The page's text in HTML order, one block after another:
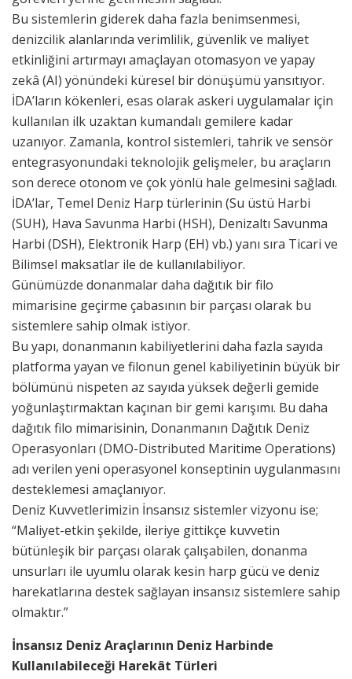
Bu sistemlerin giderek daha fazla benimsenmesi,
denizcilik alanlarında verimlilik, güvenlik ve maliyet
etkinliğini artırmayı amaçlayan otomasyon ve yapay
zekâ (AI) yönündeki küresel bir dönüşümü yansıtıyor.
İDA’ların kökenleri, esas olarak askeri uygulamalar için
kullanılan ilk uzaktan kumandalı gemilere kadar
uzanıyor. Zamanla, kontrol sistemleri, tahrik ve sensör
entegrasyonundaki teknolojik gelişmeler, bu araçların
son derece otonom ve çok yönlü hale gelmesini sağladı.
İDA’lar, Temel Deniz Harp türlerinin (Su üstü Harbi
(SUH), Hava Savunma Harbi (HSH), Denizaltı Savunma
Harbi (DSH), Elektronik Harp (EH) vb.) yanı sıra Ticari ve
Bilimsel maksatlar ile de kullanılabiliyor.
Günümüzde donanmalar daha dağıtık bir filo
mimarisine geçirme çabasının bir parçası olarak bu
sistemlere sahip olmak istiyor.
Bu yapı, donanmanın kabiliyetlerini daha fazla sayıda
platforma yayan ve filonun genel kabiliyetinin büyük bir
bölümünü nispeten az sayıda yüksek değerli gemide
yoğunlaştırmaktan kaçınan bir gemi karışımı. Bu daha
dağıtık filo mimarisinin, Donanmanın Dağıtık Deniz
Operasyonları (DMO-Distributed Maritime Operations)
adı verilen yeni operasyonel konseptinin uygulanmasını
desteklemesi amaçlanıyor.
Deniz Kuvvetlerimizin İnsansız sistemler vizyonu ise;
“Maliyet-etkin şekilde, ileriye gittikçe kuvvetin
bütünleşik bir parçası olarak çalışabilen, donanma
unsurları ile uyumlu olarak kesin harp gücü ve deniz
harekatlarına destek sağlayan insansız sistemlere sahip
olmaktır.”
İnsansız Deniz Araçlarının Deniz Harbinde
Kullanılabileceği Harekât Türleri